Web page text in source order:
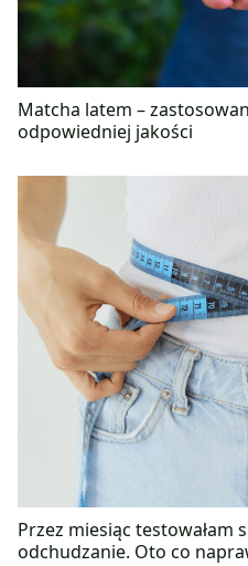
Matcha latem –
odpowiedniej jakości
Przez miesiąc testowałam
odchudzanie. Oto co